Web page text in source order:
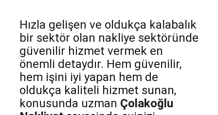
Hızla gelişen ve oldukça kalabalık
bir sektör olan nakliye sektöründe
güvenilir hizmet vermek en
önemli detaydır. Hem güvenilir,
hem işini iyi yapan hem de
oldukça kaliteli hizmet sunan,
konusunda uzman Çolakoğlu